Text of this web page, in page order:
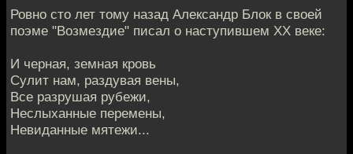
Ровно сто лет тому назад Александр Блок в своей
поэме "Возмездие" писал о наступившем ХХ веке:
И черная, земная кровь
Сулит нам, раздувая вены,
Все разрушая рубежи,
Неслыханные перемены,
Невиданные мятежи...